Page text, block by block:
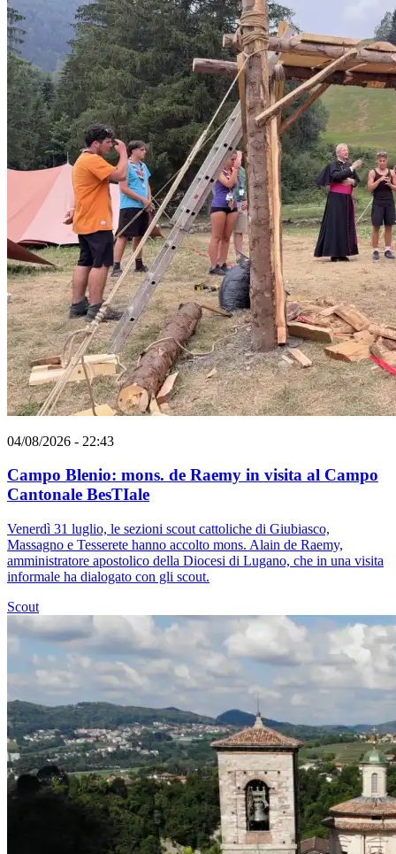
04/08/2026 - 22:43
Campo Blenio: mons. de Raemy in visita al Campo
Cantonale BesTIale
Venerdì 31 luglio, le sezioni scout cattoliche di Giubiasco,
Massagno e Tesserete hanno accolto mons. Alain de Raemy,
amministratore apostolico della Diocesi di Lugano, che in una visita
informale ha dialogato con gli scout.
Scout